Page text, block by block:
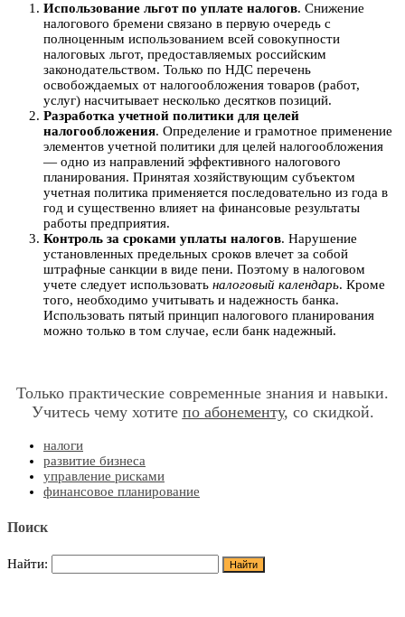
Использование льгот по уплате налогов. Снижение
налогового бремени связано в первую очередь с
полноценным использованием всей совокупности
налоговых льгот, предоставляемых российским
законодательством. Только по НДС перечень
освобождаемых от налогообложения товаров (работ,
услуг) насчитывает несколько десятков позиций.
Разработка учетной политики для целей
налогообложения. Определение и грамотное применение
элементов учетной политики для целей налогообложения
— одно из направлений эффективного налогового
планирования. Принятая хозяйствующим субъектом
учетная политика применяется последовательно из года в
год и существенно влияет на финансовые результаты
работы предприятия.
Контроль за сроками уплаты налогов. Нарушение
установленных предельных сроков влечет за собой
штрафные санкции в виде пени. Поэтому в налоговом
учете следует использовать налоговый календарь. Кроме
того, необходимо учитывать и надежность банка.
Использовать пятый принцип налогового планирования
можно только в том случае, если банк надежный.
Только практические современные знания и навыки.
Учитесь чему хотите по абонементу, со скидкой.
налоги
развитие бизнеса
управление рисками
финансовое планирование
Поиск
Найти: